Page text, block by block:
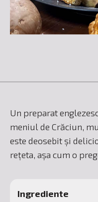
Un preparat
meniul de Crăciun,
este deosebit și
rețeta, așa cum o
Ingrediente